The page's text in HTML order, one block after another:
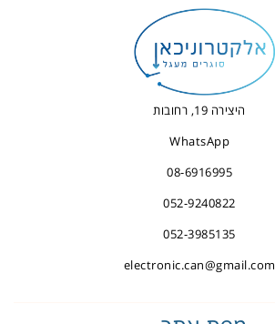
היצירה 19, רחובות
WhatsApp
08-6916995
052-9240822
052-3985135
electronic.can@gmail.com